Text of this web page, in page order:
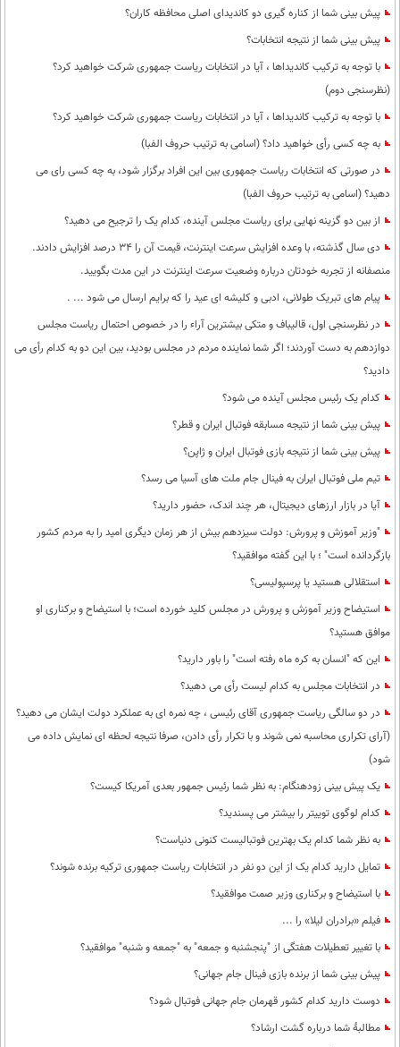
پیش بینی شما از کناره گیری دو کاندیدای اصلی محافظه کاران؟
پیش بینی شما از نتیجه انتخابات؟
با توجه به ترکیب کاندیداها ، آیا در انتخابات ریاست جمهوری شرکت خواهید کرد؟
(نظرسنجی دوم)
با توجه به ترکیب کاندیداها ، آیا در انتخابات ریاست جمهوری شرکت خواهید کرد؟
به چه کسی رأی خواهید داد؟ (اسامی به ترتیب حروف الفبا)
در صورتی که انتخابات ریاست جمهوری بین این افراد برگزار شود، به چه کسی رای می
دهید؟ (اسامی به ترتیب حروف الفبا)
از بین دو گزینه نهایی برای ریاست مجلس آینده، کدام یک را ترجیح می دهید؟
دی سال گذشته، با وعده افزایش سرعت اینترنت، قیمت آن را 34 درصد افزایش دادند.
منصفانه از تجربه خودتان درباره وضعیت سرعت اینترنت در این مدت بگویید.
پیام های تبریک طولانی، ادبی و کلیشه ای عید را که برایم ارسال می شود ... .
در نظرسنجی اول، قالیباف و متکی بیشترین آراء را در خصوص احتمال ریاست مجلس
دوازدهم به دست آوردند؛ اگر شما نماینده مردم در مجلس بودید، بین این دو به کدام رأی می
دادید؟
کدام یک رئیس مجلس آینده می شود؟
پیش بینی شما از نتیجه مسابقه فوتبال ایران و قطر؟
پیش بینی شما از نتیجه بازی فوتبال ایران و ژاپن؟
تیم ملی فوتبال ایران به فینال جام ملت های آسیا می رسد؟
آیا در بازار ارزهای دیجیتال، هر چند اندک، حضور دارید؟
"وزیر آموزش و پرورش: دولت سیزدهم بیش از هر زمان دیگری امید را به مردم کشور
بازگردانده است" ؛ با این گفته موافقید؟
استقلالی هستید یا پرسپولیسی؟
استیضاح وزیر آموزش و پرورش در مجلس کلید خورده است؛ با استیضاح و برکناری او
موافق هستید؟
این که "انسان به کره ماه رفته است" را باور دارید؟
در انتخابات مجلس به کدام لیست رأی می دهید؟
در دو سالگی ریاست جمهوری آقای رئیسی ، چه نمره ای به عملکرد دولت ایشان می دهید؟
(آرای تکراری محاسبه نمی شوند و با تکرار رأی دادن، صرفا نتیجه لحظه ای نمایش داده می
شود)
یک پیش بینی زودهنگام: به نظر شما رئیس جمهور بعدی آمریکا کیست؟
کدام لوگوی توییتر را بیشتر می پسندید؟
به نظر شما کدام یک بهترین فوتبالیست کنونی دنیاست؟
تمایل دارید کدام یک از این دو نفر در انتخابات ریاست جمهوری ترکیه برنده شوند؟
با استیضاح و برکناری وزیر صمت موافقید؟
فیلم «برادران لیلا» را ...
با تغییر تعطیلات هفتگی از "پنجشنبه و جمعه" به "جمعه و شنبه" موافقید؟
پیش بینی شما از برنده بازی فینال جام جهانی؟
دوست دارید کدام کشور قهرمان جام جهانی فوتبال شود؟
مطالبۀ شما درباره گشت ارشاد؟